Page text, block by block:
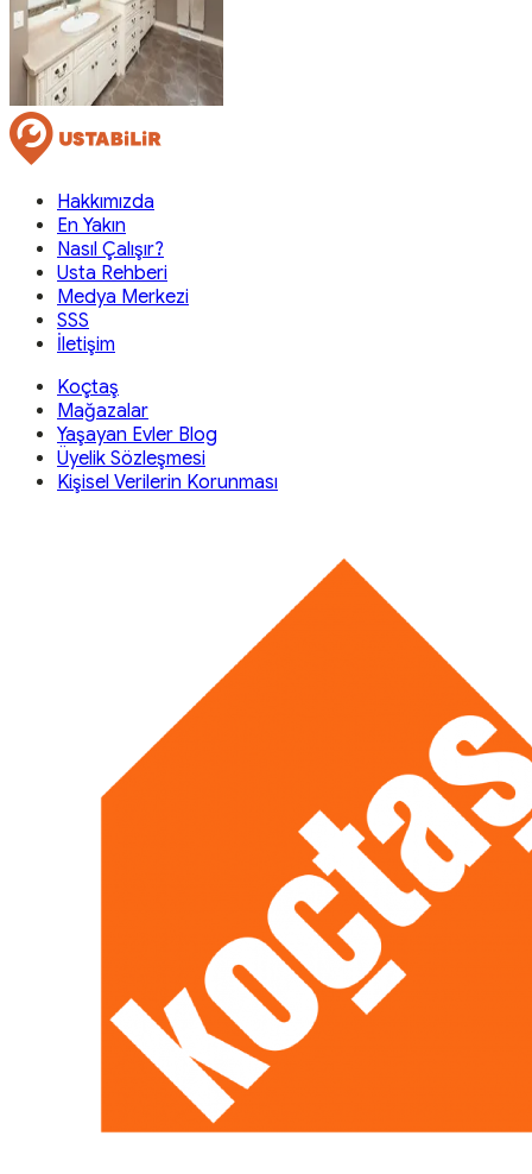
Hakkımızda
En Yakın
Nasıl Çalışır?
Usta Rehberi
Medya Merkezi
SSS
İletişim
Koçtaş
Mağazalar
Yaşayan Evler Blog
Üyelik Sözleşmesi
Kişisel Verilerin Korunması